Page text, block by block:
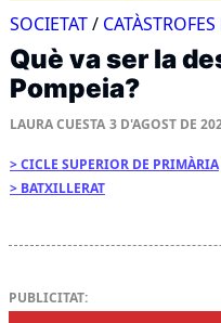
SOCIETAT/
Què va ser la
Pompeia?
LAURA CUESTA 3 D'AGOST DE
CICLE SUPERIOR DE PRIMÀRIA
BATXILLERAT
PUBLICITAT: